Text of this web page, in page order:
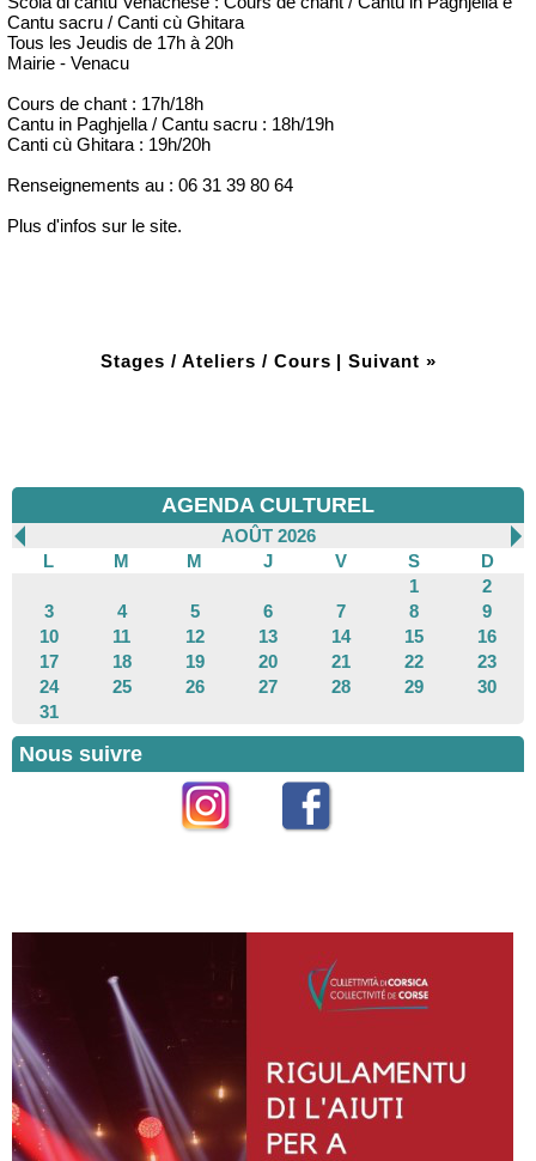
Cantu sacru / Canti cù Ghitara
Tous les Jeudis de 17h à 20h
Mairie - Venacu
Cours de chant : 17h/18h
Cantu in Paghjella / Cantu sacru : 18h/19h
Canti cù Ghitara : 19h/20h
Renseignements au : 06 31 39 80 64
Plus d'infos sur le site.
Stages / Ateliers / Cours | Suivant »
AGENDA CULTUREL
AOÛT 2026
L
M M J V S
D
1
2
3
4 5 6 7 8
9
10
11 12 13 14 15
16
17
18 19 20 21 22
23
24
25 26 27 28 29
30
31
Nous suivre